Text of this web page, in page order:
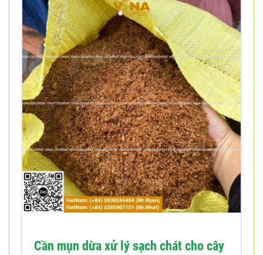
Cần mụn dừa xử lý sạch chát cho cây